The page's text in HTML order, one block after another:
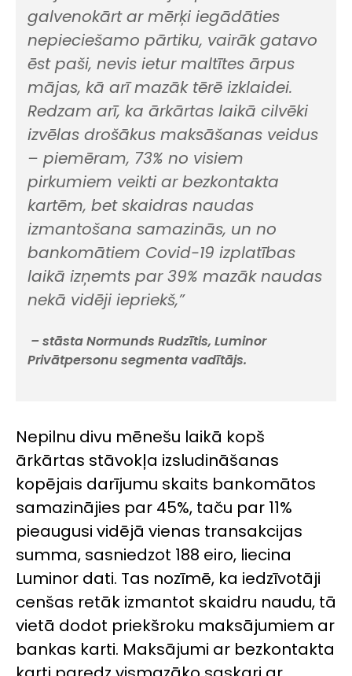
galvenokārt ar mērķi iegādāties
nepieciešamo pārtiku, vairāk gatavo
ēst paši, nevis ietur maltītes ārpus
mājas, kā arī mazāk tērē izklaidei.
Redzam arī, ka ārkārtas laikā cilvēki
izvēlas drošākus maksāšanas veidus
– piemēram, 73% no visiem
pirkumiem veikti ar bezkontakta
kartēm, bet skaidras naudas
izmantošana samazinās, un no
bankomātiem Covid-19 izplatības
laikā izņemts par 39% mazāk naudas
nekā vidēji iepriekš,”
– stāsta Normunds Rudzītis, Luminor
Privātpersonu segmenta vadītājs.
Nepilnu divu mēnešu laikā kopš
ārkārtas stāvokļa izsludināšanas
kopējais darījumu skaits bankomātos
samazinājies par 45%, taču par 11%
pieaugusi vidējā vienas transakcijas
summa, sasniedzot 188 eiro, liecina
Luminor dati. Tas nozīmē, ka iedzīvotāji
cenšas retāk izmantot skaidru naudu, tā
vietā dodot priekšroku maksājumiem ar
bankas karti. Maksājumi ar bezkontakta